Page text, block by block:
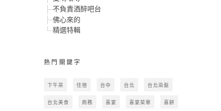
不負責酒醉吧台
佛心來的
精選特輯
熱門關鍵字
下午茶 住宿 台中 台北 台北染髮
台北美食 商務 喜宴 喜宴菜單 喜餅